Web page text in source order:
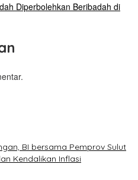
Diperbolehkan Beribadah di
BI bersama Pemprov Sulut
Kendalikan Inflasi